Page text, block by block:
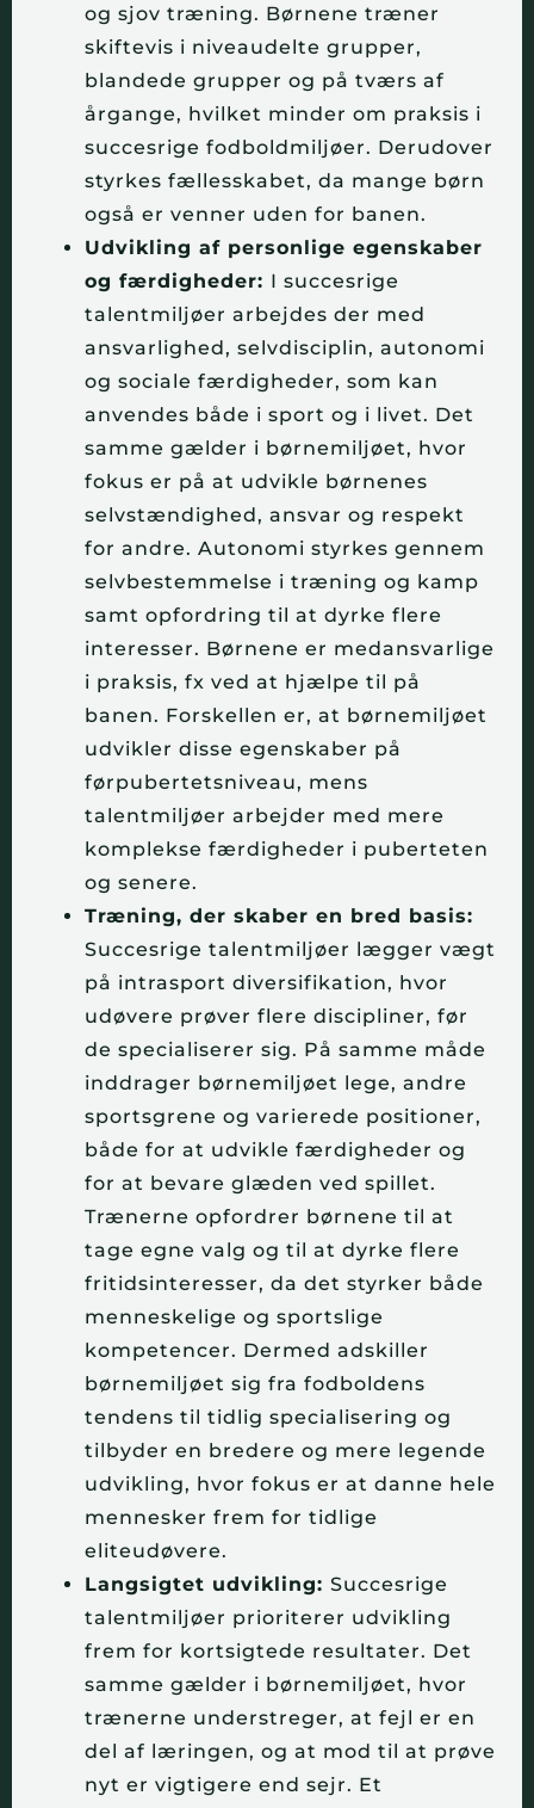
og sjov træning. Børnene træner
skiftevis i niveaudelte grupper,
blandede grupper og på tværs af
årgange, hvilket minder om praksis i
succesrige fodboldmiljøer. Derudover
styrkes fællesskabet, da mange børn
også er venner uden for banen.
Udvikling af personlige egenskaber
og færdigheder: I succesrige
talentmiljøer arbejdes der med
ansvarlighed, selvdisciplin, autonomi
og sociale færdigheder, som kan
anvendes både i sport og i livet. Det
samme gælder i børnemiljøet, hvor
fokus er på at udvikle børnenes
selvstændighed, ansvar og respekt
for andre. Autonomi styrkes gennem
selvbestemmelse i træning og kamp
samt opfordring til at dyrke flere
interesser. Børnene er medansvarlige
i praksis, fx ved at hjælpe til på
banen. Forskellen er, at børnemiljøet
udvikler disse egenskaber på
førpubertetsniveau, mens
talentmiljøer arbejder med mere
komplekse færdigheder i puberteten
og senere.
Træning, der skaber en bred basis:
Succesrige talentmiljøer lægger vægt
på intrasport diversifikation, hvor
udøvere prøver flere discipliner, før
de specialiserer sig. På samme måde
inddrager børnemiljøet lege, andre
sportsgrene og varierede positioner,
både for at udvikle færdigheder og
for at bevare glæden ved spillet.
Trænerne opfordrer børnene til at
tage egne valg og til at dyrke flere
fritidsinteresser, da det styrker både
menneskelige og sportslige
kompetencer. Dermed adskiller
børnemiljøet sig fra fodboldens
tendens til tidlig specialisering og
tilbyder en bredere og mere legende
udvikling, hvor fokus er at danne hele
mennesker frem for tidlige
eliteudøvere.
Langsigtet udvikling:Succesrige
talentmiljøer prioriterer udvikling
frem for kortsigtede resultater. Det
samme gælder i børnemiljøet, hvor
trænerne understreger, at fejl er en
del af læringen, og at mod til at prøve
nyt er vigtigere end sejr. Et